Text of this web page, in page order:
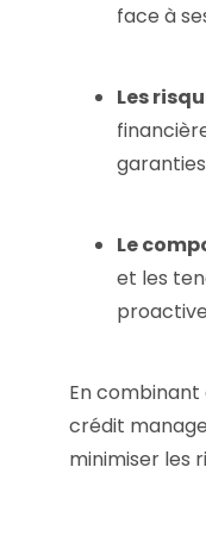
face à
Les
Le
et les
En
crédit
minimiser les